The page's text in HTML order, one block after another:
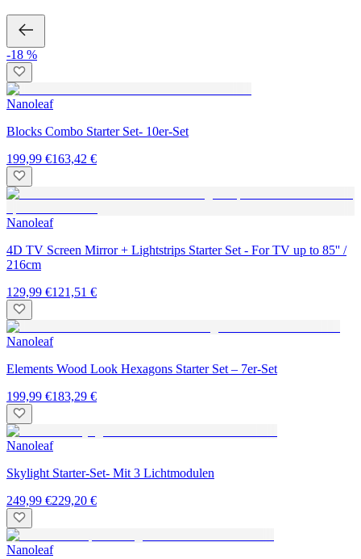
-18 %
Nanoleaf
Blocks Combo Starter Set- 10er-Set
199,99 €163,42 €
Nanoleaf
4D TV Screen Mirror + Lightstrips Starter Set - For TV up to 85'' /
216cm
129,99 €121,51 €
Nanoleaf
Elements Wood Look Hexagons Starter Set – 7er-Set
199,99 €183,29 €
Nanoleaf
Skylight Starter-Set- Mit 3 Lichtmodulen
249,99 €229,20 €
Nanoleaf